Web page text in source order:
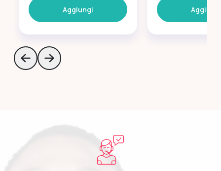
Aggiungi Aggiungi
Skip to previous slide page
Skip to next slide page